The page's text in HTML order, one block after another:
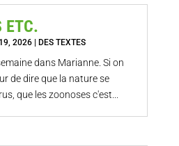
ETC.
2026| DES TEXTES
dans Marianne. Si on
de dire que la nature se
que les zoonoses c'est...